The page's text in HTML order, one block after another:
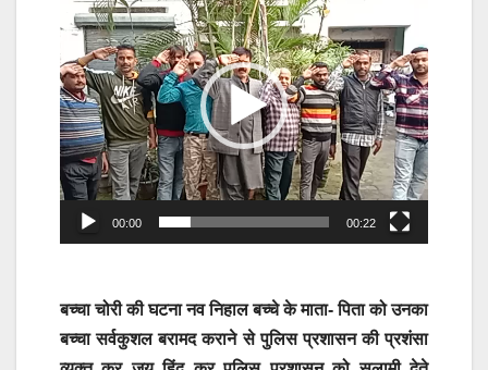
Player
00:00 00:22
बच्चा चोरी की घटना नव निहाल बच्चे के माता- पिता को उनका
बच्चा सर्वकुशल बरामद कराने से पुलिस प्रशासन की प्रशंसा